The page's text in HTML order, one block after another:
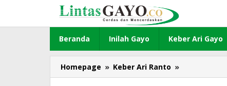
konten
Beranda Inilah Gayo Keber Ari Gayo
Homepage » Keber Ari Ranto »
Libur